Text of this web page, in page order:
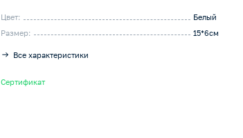
Цвет:
Белый
Размер:
15*6см
Все характеристики
Сертификат